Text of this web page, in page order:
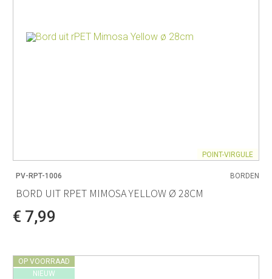
POINT-VIRGULE
PV-RPT-1006 BORDEN
BORD UIT RPET MIMOSA YELLOW Ø 28CM
€ 7,99
OP VOORRAAD
NIEUW